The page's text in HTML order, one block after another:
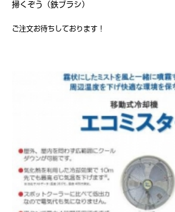
掃くぞう（鉄ブラシ）
ご注文お待ちしております！